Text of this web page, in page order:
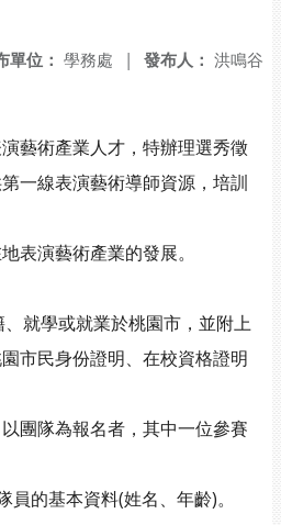
發布人： 洪鳴谷
單位： 學務處 |
藝術產業人才，特辦理選秀徵
一線表演藝術導師資源，培訓
演藝術產業的發展。
就學或就業於桃園市，並附上
市民身份證明、在校資格證明
為報名者，其中一位參賽
的基本資料(姓名、年齡)。